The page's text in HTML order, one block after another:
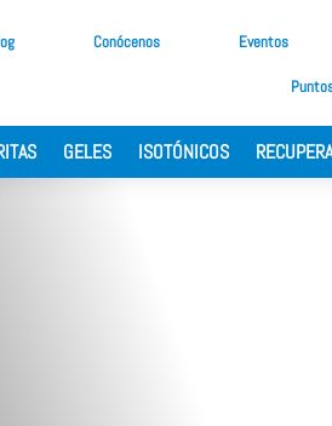
Conócenos Eventos
GELES ISOTÓNICOS